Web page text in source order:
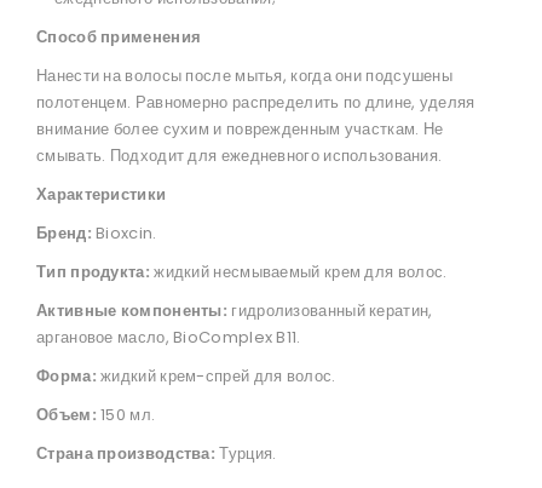
Способ применения
Нанести на волосы после мытья, когда они подсушены
полотенцем. Равномерно распределить по длине, уделяя
внимание более сухим и поврежденным участкам. Не
смывать. Подходит для ежедневного использования.
Характеристики
Бренд: Bioxcin.
Тип продукта: жидкий несмываемый крем для волос.
Активные компоненты: гидролизованный кератин,
аргановое масло, BioComplex B11.
Форма: жидкий крем-спрей для волос.
Объем: 150 мл.
Страна производства: Турция.